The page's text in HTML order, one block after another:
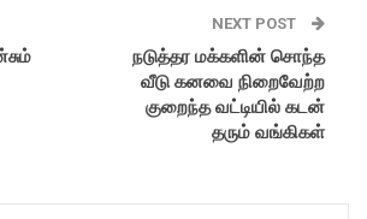
NEXT POST
நடுத்தர மக்களின் சொந்த
வீடு கனவை நிறைவேற்ற
குறைந்த வட்டியில் கடன்
தரும் வங்கிகள்